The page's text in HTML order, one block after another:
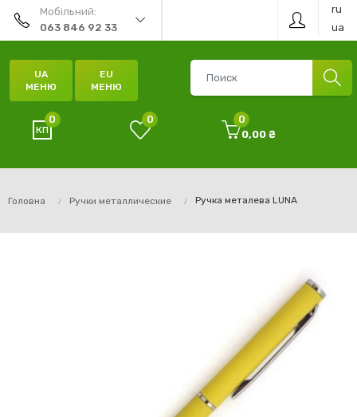
Мобільний:
063 846 92 33
ru
ua
UA
МЕНЮ
EU
МЕНЮ
0 0
0
0,00 ₴
Головна Ручки металлические Ручка металева LUNA